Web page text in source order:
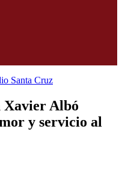
Santa Cruz
Xavier Albó
y servicio al